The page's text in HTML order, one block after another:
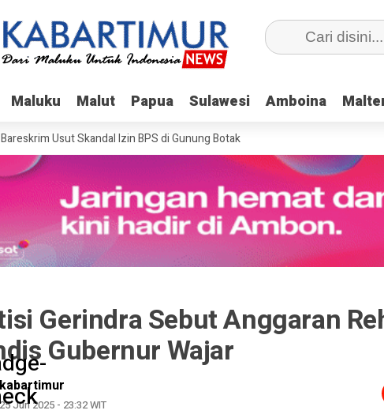
Maluku Malut Papua Sulawesi Amboina
Maluku Malut Papua Sulawesi Amboina
Bareskrim Usut Skandal Izin BPS di Gunung Botak
Gerindra Sebut Anggaran
Gubernur Wajar
kabartimur
25 Jun 2025 - 23:32 WIT